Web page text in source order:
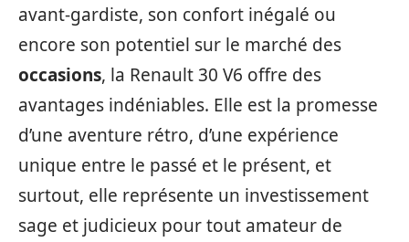
avant-gardiste, son confort inégalé ou
encore son potentiel sur le marché des
occasions, la Renault 30 V6 offre des
avantages indéniables. Elle est la promesse
d’une aventure rétro, d’une expérience
unique entre le passé et le présent, et
surtout, elle représente un investissement
sage et judicieux pour tout amateur de